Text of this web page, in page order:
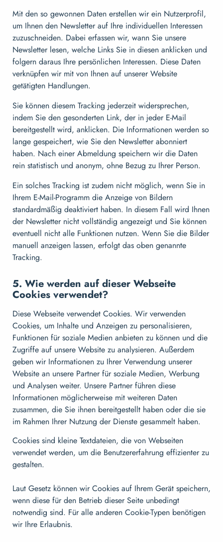
Mit den so gewonnen Daten erstellen wir ein Nutzerprofil,
um Ihnen den Newsletter auf Ihre individuellen Interessen
zuzuschneiden. Dabei erfassen wir, wann Sie unsere
Newsletter lesen, welche Links Sie in diesen anklicken und
folgern daraus Ihre persönlichen Interessen. Diese Daten
verknüpfen wir mit von Ihnen auf unserer Website
getätigten Handlungen.
Sie können diesem Tracking jederzeit widersprechen,
indem Sie den gesonderten Link, der in jeder E-Mail
bereitgestellt wird, anklicken. Die Informationen werden so
lange gespeichert, wie Sie den Newsletter abonniert
haben. Nach einer Abmeldung speichern wir die Daten
rein statistisch und anonym, ohne Bezug zu Ihrer Person.
Ein solches Tracking ist zudem nicht möglich, wenn Sie in
Ihrem E-Mail-Programm die Anzeige von Bildern
standardmäßig deaktiviert haben. In diesem Fall wird Ihnen
der Newsletter nicht vollständig angezeigt und Sie können
eventuell nicht alle Funktionen nutzen. Wenn Sie die Bilder
manuell anzeigen lassen, erfolgt das oben genannte
Tracking.
5. Wie werden auf dieser Webseite
Cookies verwendet?
Diese Webseite verwendet Cookies. Wir verwenden
Cookies, um Inhalte und Anzeigen zu personalisieren,
Funktionen für soziale Medien anbieten zu können und die
Zugriffe auf unsere Website zu analysieren. Außerdem
geben wir Informationen zu Ihrer Verwendung unserer
Website an unsere Partner für soziale Medien, Werbung
und Analysen weiter. Unsere Partner führen diese
Informationen möglicherweise mit weiteren Daten
zusammen, die Sie ihnen bereitgestellt haben oder die sie
im Rahmen Ihrer Nutzung der Dienste gesammelt haben.
Cookies sind kleine Textdateien, die von Webseiten
verwendet werden, um die Benutzererfahrung effizienter zu
gestalten.
Laut Gesetz können wir Cookies auf Ihrem Gerät speichern,
wenn diese für den Betrieb dieser Seite unbedingt
notwendig sind. Für alle anderen Cookie-Typen benötigen
wir Ihre Erlaubnis.